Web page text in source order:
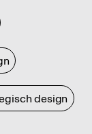
design